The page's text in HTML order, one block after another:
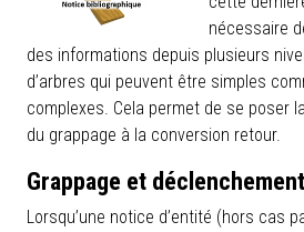
nécessaire
des informations depuis plusieurs
d’arbres qui peuvent être simples
complexes. Cela permet de se poser
du grappage à la conversion retour.
Grappage et déclenchement
Lorsqu’une notice d’entité (hors cas